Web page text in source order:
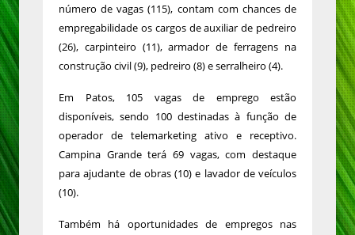
número de vagas (115), contam com chances de
empregabilidade os cargos de auxiliar de pedreiro
(26), carpinteiro (11), armador de ferragens na
construção civil (9), pedreiro (8) e serralheiro (4).
Em Patos, 105 vagas de emprego estão
disponíveis, sendo 100 destinadas à função de
operador de telemarketing ativo e receptivo.
Campina Grande terá 69 vagas, com destaque
para ajudante de obras (10) e lavador de veículos
(10).
Também há oportunidades de empregos nas